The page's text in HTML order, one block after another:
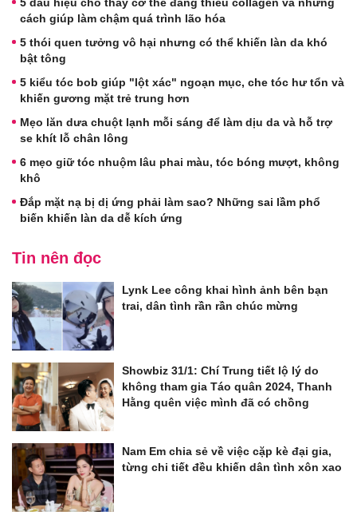
cách giúp làm chậm quá trình lão hóa
5 thói quen tưởng vô hại nhưng có thể khiến làn da khó
bật tông
5 kiểu tóc bob giúp "lột xác" ngoạn mục, che tóc hư tổn và
khiến gương mặt trẻ trung hơn
Mẹo lăn dưa chuột lạnh mỗi sáng để làm dịu da và hỗ trợ
se khít lỗ chân lông
6 mẹo giữ tóc nhuộm lâu phai màu, tóc bóng mượt, không
khô
Đắp mặt nạ bị dị ứng phải làm sao? Những sai lầm phổ
biến khiến làn da dễ kích ứng
Tin nên đọc
Lynk Lee công khai hình ảnh bên bạn
trai, dân tình rần rần chúc mừng
Showbiz 31/1: Chí Trung tiết lộ lý do
không tham gia Táo quân 2024, Thanh
Hằng quên việc mình đã có chồng
Nam Em chia sẻ về việc cặp kè đại gia,
từng chi tiết đều khiến dân tình xôn xao